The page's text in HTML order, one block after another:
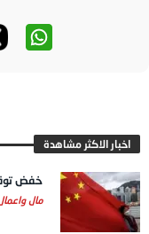
اخبار الاكثر مشاهدة
خفض
مال